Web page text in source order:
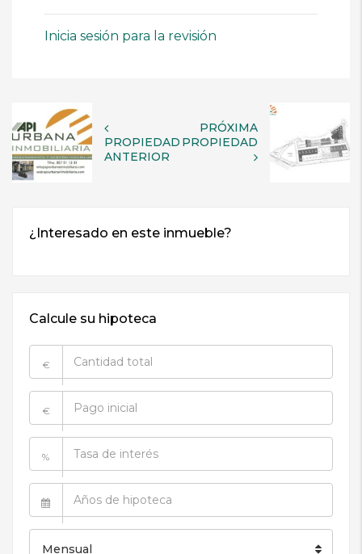
Inicia sesión para la revisión
PROPIEDAD
ANTERIOR
PRÓXIMA
PROPIEDAD
Calcule su hipoteca
€
€
%
Mensual